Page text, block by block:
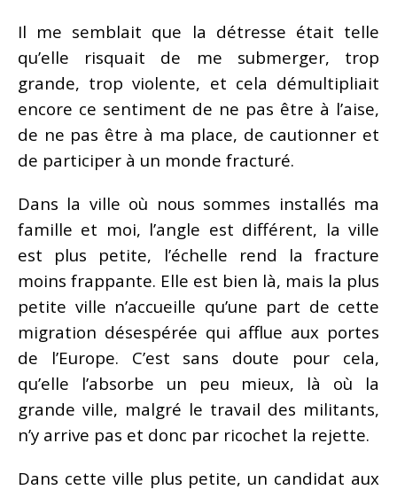
Il me semblait que la détresse était telle
qu’elle risquait de me submerger, trop
grande, trop violente, et cela démultipliait
encore ce sentiment de ne pas être à l’aise,
de ne pas être à ma place, de cautionner et
de participer à un monde fracturé.
Dans la ville où nous sommes installés ma
famille et moi, l’angle est différent, la ville
est plus petite, l’échelle rend la fracture
moins frappante. Elle est bien là, mais la plus
petite ville n’accueille qu’une part de cette
migration désespérée qui afflue aux portes
de l’Europe. C’est sans doute pour cela,
qu’elle l’absorbe un peu mieux, là où la
grande ville, malgré le travail des militants,
n’y arrive pas et donc par ricochet la rejette.
Dans cette ville plus petite, un candidat aux